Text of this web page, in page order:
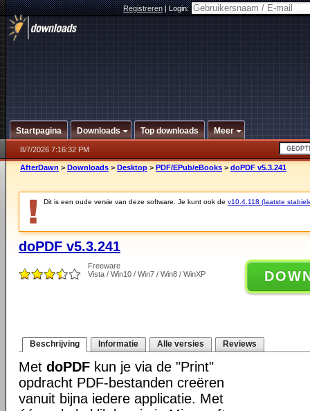
Registreren|Login:
Startpagina Downloads Top downloads Meer
8/7/2026 7:16:32 PM
AfterDawn > Downloads > Desktop > PDF/EPub/eBooks > doPDF v5.3.241
Dit is een oude versie van deze software. Je kunt ook de v10.4.118 (laatste
doPDF v5.3.241
Freeware
Vista / Win10 / Win7 / Win8 / WinXP
Beschrijving Informatie Alle versies Reviews
Met doPDF kun je via de "Print"
opdracht PDF-bestanden creëren
vanuit bijna iedere applicatie. Met